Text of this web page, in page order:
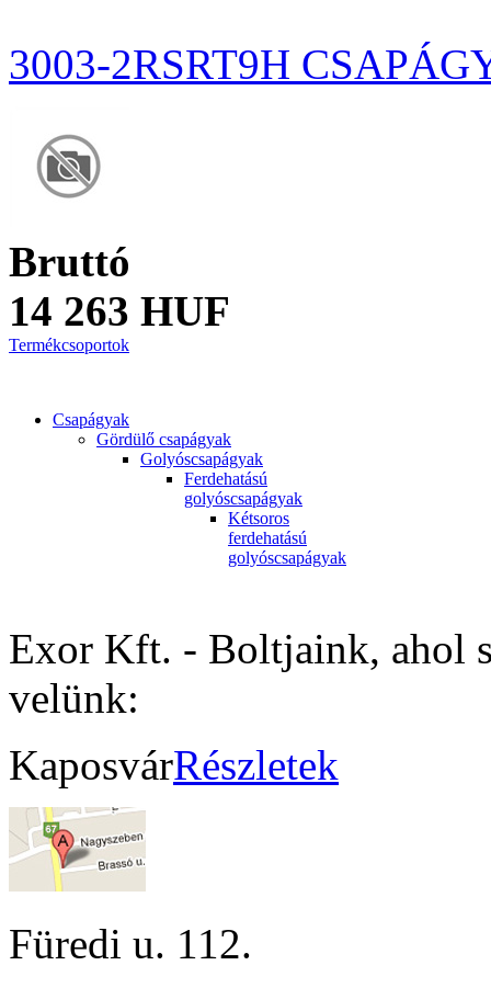
3003-2RSRT9H
Bruttó
14 263 HUF
Termékcsoportok
Csapágyak
Gördülő csapágyak
Golyóscsapágyak
Ferdehatású
golyóscsapágyak
Kétsoros
ferdehatású
golyóscsapágyak
Exor Kft. - Boltjaink, ahol
velünk:
KaposvárRészletek
Füredi u. 112.